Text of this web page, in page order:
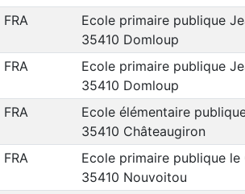
FRA
Ecole primaire publique
35410 Domloup
FRA
Ecole primaire publique
35410 Domloup
FRA
Ecole élémentaire
35410 Châteaugiron
FRA
Ecole primaire publique le
35410 Nouvoitou